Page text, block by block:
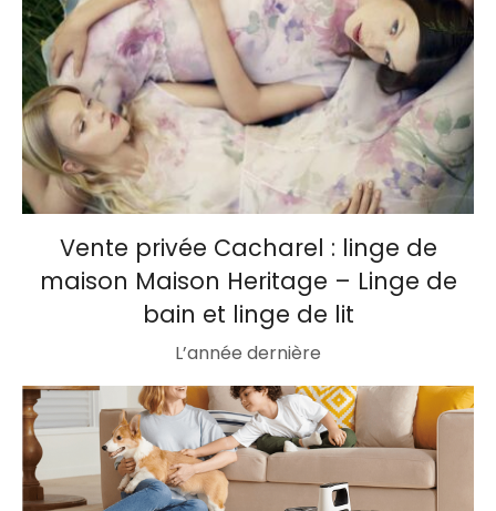
Vente privée Cacharel : linge de
maison Maison Heritage – Linge de
bain et linge de lit
L’année dernière